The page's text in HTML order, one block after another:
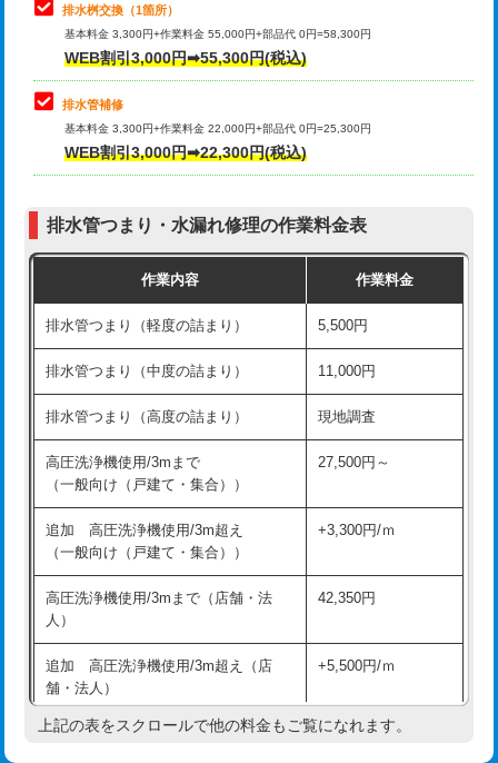
コンクリート斫り（厚さ10㎝まで）
コンクリート斫り（厚さ10㎝超え）
モルタル補修（厚さ10㎝まで）
モルタル補修（厚さ10㎝超え）
追加人工 16,500円
現場見積
※給水管工事は20mmまでの価格です。
交換・取付(単水栓（壁付・デッキ
式）)
交換・取付(混合水栓（壁付・デッキ
式・ワンホール）)
16,500円+材料費
交換・取付(排水栓・排水トラップ
交換・取付（その他部品） 11,000円+材料費
持込商品取付（単水栓） 13,200円
持込商品取付（混合水栓） 16,500円
持込商品取付（浄水器・分岐水栓） 16,500円
給水管工事※（ホール加工) 16,500円
給水管工事※（バンド止め) 3,300円
給水管工事※（支持金具設置)
給水管工事※（保温材使用（バンド止
め込み）)
5,500円
給水管工事※（土の掘削・埋め戻し作
業)
11,000円
給水管工事※（塩ビ管（VP・HI）使
用/3ｍまで)
33,000円
給水管工事※（塩ビ管（VP・HI）使
+8,800円
排水桝交換（1箇所）
基本料金 3,300円+作業料金 55,000円+部品代 0円=58,300円
WEB割引3,000円➡55,300円(税込)
排水管補修
基本料金 3,300円+作業料金 22,000円+部品代 0円=25,300円
WEB割引3,000円➡22,300円(税込)
排水管つまり・水漏れ修理の作業料金表
作業内容 作業料金
排水管つまり（軽度の詰まり） 5,500円
排水管つまり（中度の詰まり） 11,000円
排水管つまり（高度の詰まり） 現地調査
高圧洗浄機使用/3mまで
（一般向け（戸建て・集合））
27,500円～
追加 高圧洗浄機使用/3m超え
（一般向け（戸建て・集合））
+3,300円/ｍ
高圧洗浄機使用/3mまで（店舗・法
人）
42,350円
追加 高圧洗浄機使用/3m超え（店
舗・法人）
+5,500円/ｍ
高度高圧洗浄換 現地調査
上記の表をスクロールで他の料金もご覧になれます。